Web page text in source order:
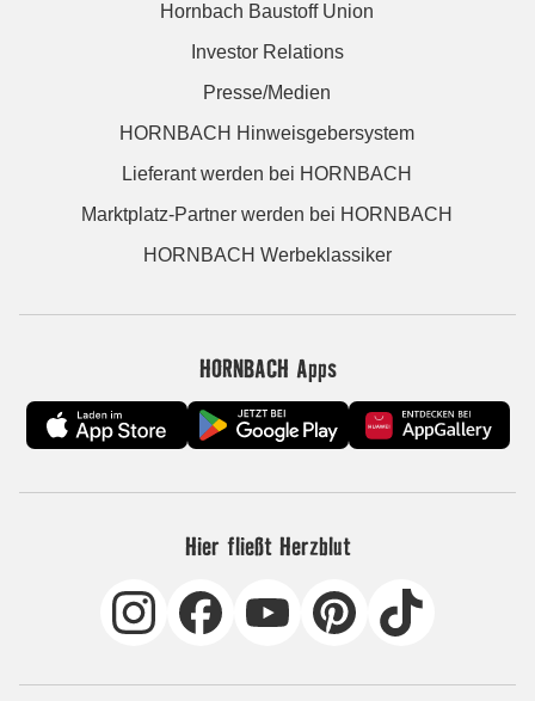
Hornbach Baustoff Union
Investor Relations
Presse/Medien
HORNBACH Hinweisgebersystem
Lieferant werden bei HORNBACH
Marktplatz-Partner werden bei HORNBACH
HORNBACH Werbeklassiker
HORNBACH Apps
Hier fließt Herzblut